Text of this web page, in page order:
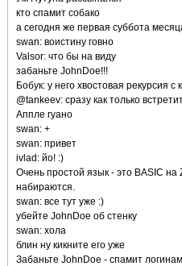
кто спамит собако
а сегодня же первая суббота
swan: воистину говно
Valsor: что бы на виду
забаньте JohnDoe!!!
Бобук: у него хвостовая рекурсия
@tankeev: сразу как только
Аппле гуано
swan: +
swan: привет
ivlad: йо! :)
Очень простой язык - это BASIC
набираются.
swan: все тут уже :)
убейте JohnDoe об стенку
swan: хола
блин ну кикните его уже
Забаньте JohnDoe - спамит